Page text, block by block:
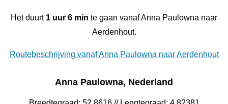
Het duurt 1 uur 6 min te gaan vanaf Anna Paulowna naar
Aerdenhout.
Routebeschrijving vanaf Anna Paulowna naar Aerdenhout
Anna Paulowna, Nederland